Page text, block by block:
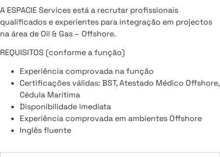
A ESPACIE Services está a recrutar profissionais
qualificados e experientes para integração em projectos
na área de Oil & Gas – Offshore.
REQUISITOS (conforme a função)
Experiência comprovada na função
Certificações válidas: BST, Atestado Médico Offshore,
Cédula Marítima
Disponibilidade imediata
Experiência comprovada em ambientes Offshore
Inglês fluente